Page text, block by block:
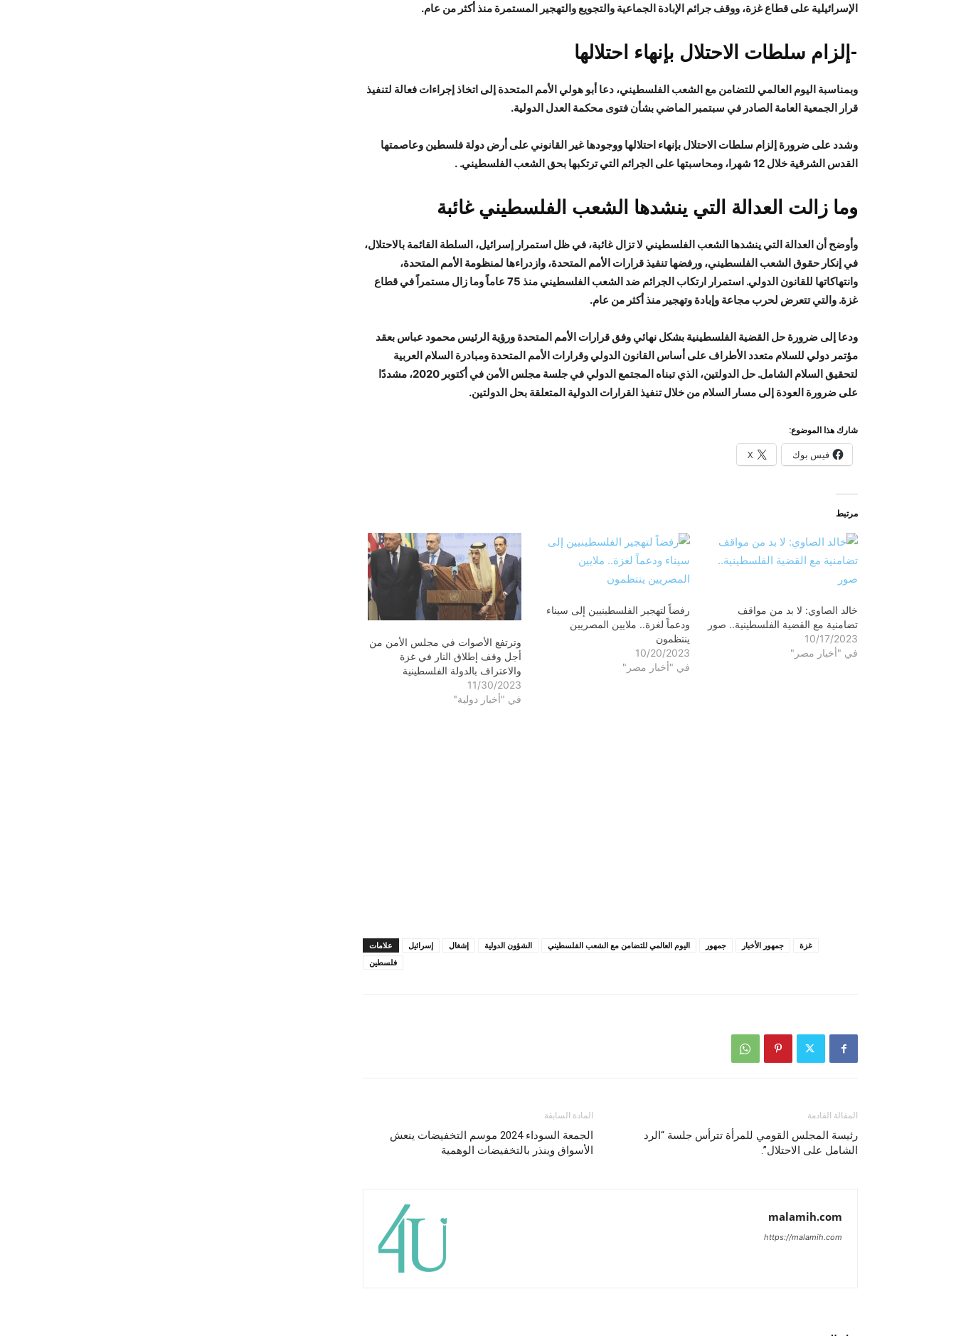
الإسرائيلية على قطاع غزة، ووقف جرائم الإبادة الجماعية والتجويع والتهجير المستمرة منذ أكثر من عام.
-إلزام سلطات الاحتلال بإنهاء احتلالها
وبمناسبة اليوم العالمي للتضامن مع الشعب الفلسطيني، دعا أبو هولي الأمم المتحدة إلى اتخاذ إجراءات فعالة لتنفيذ
قرار الجمعية العامة الصادر في سبتمبر الماضي بشأن فتوى محكمة العدل الدولية.
وشدد على ضرورة إلزام سلطات الاحتلال بإنهاء احتلالها ووجودها غير القانوني على أرض دولة فلسطين وعاصمتها
القدس الشرقية خلال 12 شهرا، ومحاسبتها على الجرائم التي ترتكبها بحق الشعب الفلسطيني. .
وما زالت العدالة التي ينشدها الشعب الفلسطيني غائبة
وأوضح أن العدالة التي ينشدها الشعب الفلسطيني لا تزال غائبة، في ظل استمرار إسرائيل، السلطة القائمة بالاحتلال،
في إنكار حقوق الشعب الفلسطيني، ورفضها تنفيذ قرارات الأمم المتحدة، وازدراءها لمنظومة الأمم المتحدة،
وانتهاكاتها للقانون الدولي. استمرار ارتكاب الجرائم ضد الشعب الفلسطيني منذ 75 عاماً وما زال مستمراً في قطاع
غزة. والتي تتعرض لحرب مجاعة وإبادة وتهجير منذ أكثر من عام.
ودعا إلى ضرورة حل القضية الفلسطينية بشكل نهائي وفق قرارات الأمم المتحدة ورؤية الرئيس محمود عباس بعقد
مؤتمر دولي للسلام متعدد الأطراف على أساس القانون الدولي وقرارات الأمم المتحدة ومبادرة السلام العربية
لتحقيق السلام الشامل. حل الدولتين، الذي تبناه المجتمع الدولي في جلسة مجلس الأمن في أكتوبر 2020، مشددًا
على ضرورة العودة إلى مسار السلام من خلال تنفيذ القرارات الدولية المتعلقة بحل الدولتين.
شارك هذا الموضوع:
فيس بوك X
مرتبط
خالد الصاوي: لا بد من مواقف
تضامنية مع القضية الفلسطينية.. صور
10/17/2023
في "أخبار مصر"
رفضاً لتهجير الفلسطينيين إلى سيناء
ودعماً لغزة.. ملايين المصريين
ينتظمون
10/20/2023
في "أخبار مصر"
وترتفع الأصوات في مجلس الأمن من
أجل وقف إطلاق النار في غزة
والاعتراف بالدولة الفلسطينية
11/30/2023
في "أخبار دولية"
علامات إسرائيل إشغال الشؤون الدولية اليوم العالمي للتضامن مع الشعب الفلسطيني جمهور جمهور الأخبار
غزة
فلسطين
المادة السابقة
الجمعة السوداء 2024 موسم التخفيضات ينعش
الأسواق وينذر بالتخفيضات الوهمية
المقالة القادمة
رئيسة المجلس القومي للمرأة تترأس جلسة “الرد
الشامل على الاحتلال”.
malamih.com
https://malamih.com